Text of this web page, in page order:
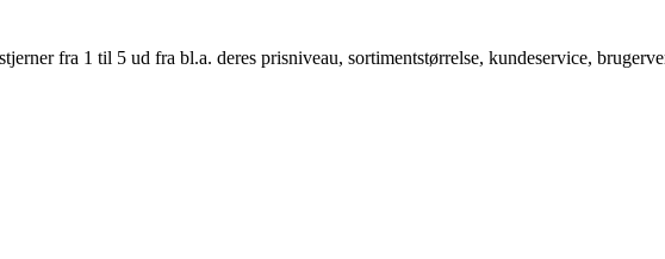
fra 1 til 5 ud fra bl.a. deres prisniveau, sortimentstørrelse, kundeservice,